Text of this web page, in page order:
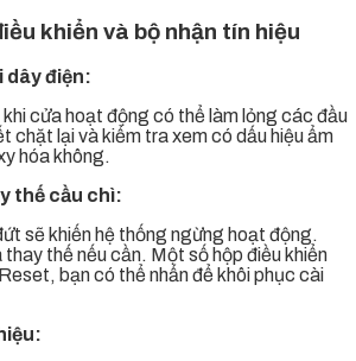
khiển và bộ nhận tín hiệu
dây điện:
cửa hoạt động có thể làm lỏng các đầu
chặt lại và kiểm tra xem có dấu hiệu ẩm
hóa không.
thế cầu chì:
sẽ khiến hệ thống ngừng hoạt động.
thay thế nếu cần. Một số hộp điều khiển
bạn có thể nhấn để khôi phục cài